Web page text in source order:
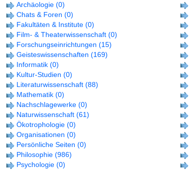
Archäologie (0)
Chats & Foren (0)
Fakultäten & Institute (0)
Film- & Theaterwissenschaft (0)
Forschungseinrichtungen (15)
Geisteswissenschaften (169)
Informatik (0)
Kultur-Studien (0)
Literaturwissenschaft (88)
Mathematik (0)
Nachschlagewerke (0)
Naturwissenschaft (61)
Ökotrophologie (0)
Organisationen (0)
Persönliche Seiten (0)
Philosophie (986)
Psychologie (0)